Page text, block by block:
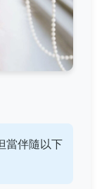
當伴隨以下